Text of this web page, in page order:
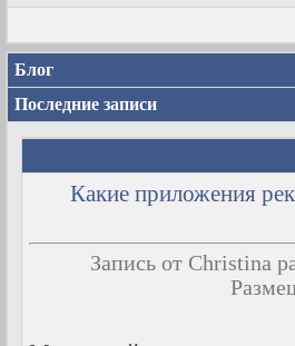
Блог
Последние записи
Какие приложения
Запись от Christina